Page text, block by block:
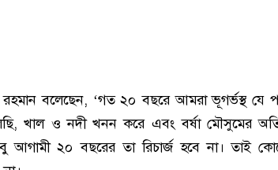
রহমান বলেছেন, ‘গত ২০ বছরে আমরা ভূগর্ভস্থ যে
খাল ও নদী খনন করে এবং বর্ষা মৌসুমের
আগামী ২০ বছরের তা রিচার্জ হবে না। তাই